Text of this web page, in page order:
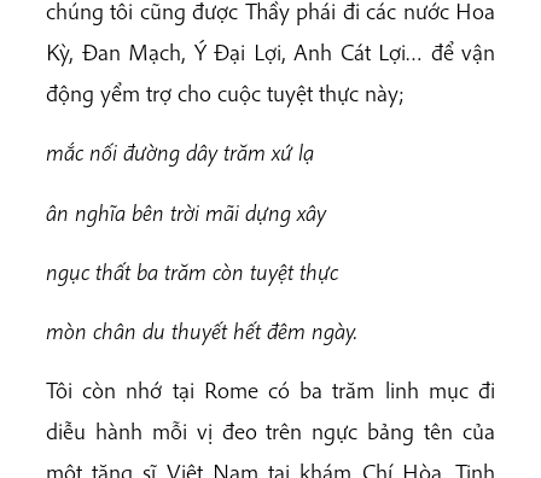
chúng tôi cũng được Thầy phái đi các nước Hoa
Kỳ, Đan Mạch, Ý Đại Lợi, Anh Cát Lợi… để vận
động yểm trợ cho cuộc tuyệt thực này;
mắc nối đường dây trăm xứ lạ
ân nghĩa bên trời mãi dựng xây
ngục thất ba trăm còn tuyệt thực
mòn chân du thuyết hết đêm ngày.
Tôi còn nhớ tại Rome có ba trăm linh mục đi
diễu hành mỗi vị đeo trên ngực bảng tên của
một tăng sĩ Việt Nam tại khám Chí Hòa. Tinh